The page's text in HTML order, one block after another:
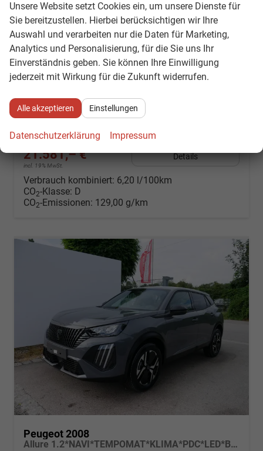
Peugeot 2008
Lieferzeit 7-14 Tage Fahrzeug mit Tageszulassung
Benzin
Leistung 74 kW (101 PS) Kilometerstand
01.03.2026
21.581,– €
incl. 19% MwSt.
Details
Verbrauch kombiniert: 6,20 l/100km
CO2-Klasse: D
CO2-Emissionen: 129,00 g/km
Peugeot 2008
Allure 1.2*NAVI*TEMPOMAT*KLIMA*PDC*LED*BLUETOOTH*FRONT-ASSIST*17-ZOLL
Unsere Website setzt Cookies ein, um unsere Dienste für
Sie bereitzustellen. Hierbei berücksichtigen wir Ihre
Auswahl und verarbeiten nur die Daten für Marketing,
Analytics und Personalisierung, für die Sie uns Ihr
Einverständnis geben. Sie können Ihre Einwilligung
jederzeit mit Wirkung für die Zukunft widerrufen.
Alle akzeptieren Einstellungen
Datenschutzerklärung Impressum